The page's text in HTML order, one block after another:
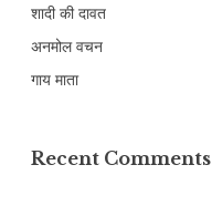
शादी की दावत
अनमोल वचन
गाय माता
Recent Comments